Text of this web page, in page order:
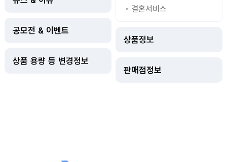
공모전 & 이벤트
상품 용량 등 변경정보
결혼서비스
상품정보
판매점정보